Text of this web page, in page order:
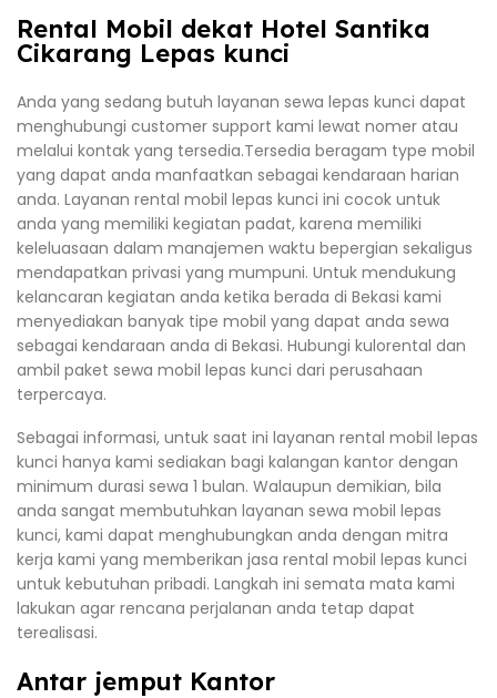
Rental Mobil dekat Hotel Santika
Cikarang Lepas kunci
Anda yang sedang butuh layanan sewa lepas kunci dapat
menghubungi customer support kami lewat nomer atau
melalui kontak yang tersedia.Tersedia beragam type mobil
yang dapat anda manfaatkan sebagai kendaraan harian
anda. Layanan rental mobil lepas kunci ini cocok untuk
anda yang memiliki kegiatan padat, karena memiliki
keleluasaan dalam manajemen waktu bepergian sekaligus
mendapatkan privasi yang mumpuni. Untuk mendukung
kelancaran kegiatan anda ketika berada di Bekasi kami
menyediakan banyak tipe mobil yang dapat anda sewa
sebagai kendaraan anda di Bekasi. Hubungi kulorental dan
ambil paket sewa mobil lepas kunci dari perusahaan
terpercaya.
Sebagai informasi, untuk saat ini layanan rental mobil lepas
kunci hanya kami sediakan bagi kalangan kantor dengan
minimum durasi sewa 1 bulan. Walaupun demikian, bila
anda sangat membutuhkan layanan sewa mobil lepas
kunci, kami dapat menghubungkan anda dengan mitra
kerja kami yang memberikan jasa rental mobil lepas kunci
untuk kebutuhan pribadi. Langkah ini semata mata kami
lakukan agar rencana perjalanan anda tetap dapat
terealisasi.
Antar jemput Kantor